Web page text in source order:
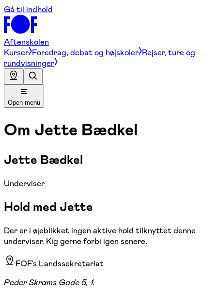
Gå til indhold
Aftenskolen
Kurser Foredrag, debat og højskoler Rejser, ture og
rundvisninger
Open menu
Om Jette Bædkel
Jette Bædkel
Underviser
Hold med Jette
Der er i øjeblikket ingen aktive hold tilknyttet denne
underviser. Kig gerne forbi igen senere.
FOF's Landssekretariat
Peder Skrams Gade 5, 1.